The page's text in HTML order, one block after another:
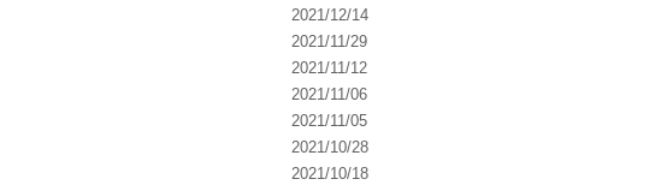
2021/12/14
2021/11/29
2021/11/12
2021/11/06
2021/11/05
2021/10/28
2021/10/18